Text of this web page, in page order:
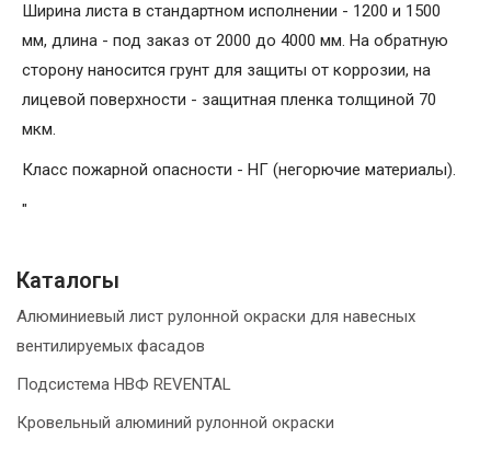
Ширина листа в стандартном исполнении - 1200 и 1500
мм, длина - под заказ от 2000 до 4000 мм. На обратную
сторону наносится грунт для защиты от коррозии, на
лицевой поверхности - защитная пленка толщиной 70
мкм.
Класс пожарной опасности - НГ (негорючие материалы).
"
Каталогы
Алюминиевый лист рулонной окраски для навесных
вентилируемых фасадов
Подсистема НВФ REVENTAL
Кровельный алюминий рулонной окраски